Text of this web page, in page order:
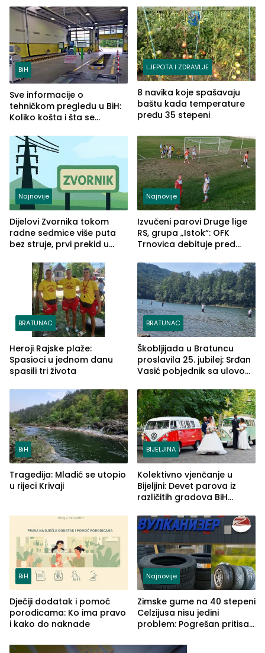
BiH
Sve informacije o
tehničkom pregledu u BiH:
Koliko košta i šta se
LJEPOTA I ZDRAVLJE
8 navika koje spašavaju
baštu kada temperature
pređu 35 stepeni
Najnovije
Dijelovi Zvornika tokom
radne sedmice više puta
bez struje, prvi prekid u
Najnovije
Izvučeni parovi Druge lige
RS, grupa „Istok“: OFK
Trnovica debituje pred
Drine HE
BRATUNAC
Heroji Rajske plaže:
Spasioci u jednom danu
spasili tri života
BRATUNAC
Škobljijada u Bratuncu
proslavila 25. jubilej: Srđan
Vasić pobjednik sa ulovom
BiH
Tragedija: Mladić se utopio
u rijeci Krivaji
BIJELJINA
Kolektivno vjenčanje u
Bijeljini: Devet parova iz
različitih gradova BiH
BiH
Dječiji dodatak i pomoć
porodicama: Ko ima pravo
i kako do naknade
Najnovije
Zimske gume na 40 stepeni
Celzijusa nisu jedini
problem: Pogrešan pritisak